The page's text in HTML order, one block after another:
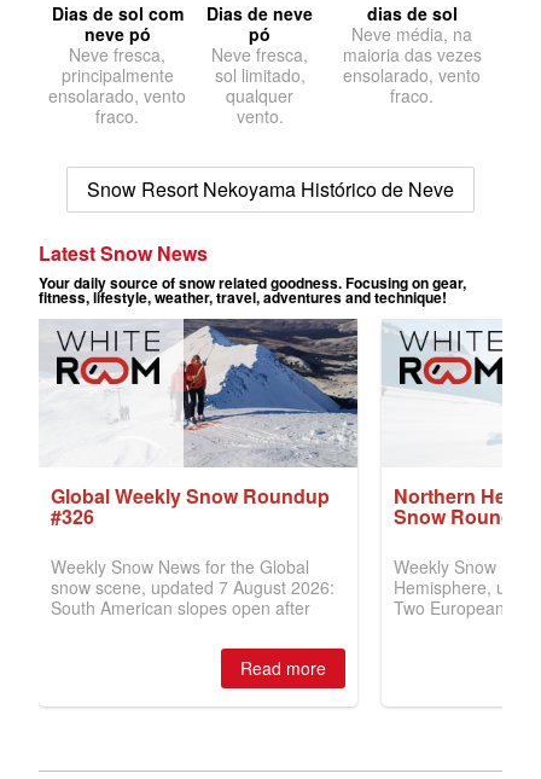
Dias de sol com
neve pó
Neve fresca,
principalmente
ensolarado, vento
fraco.
Dias de neve
pó
Neve fresca,
sol limitado,
qualquer
vento.
dias de sol
Neve média, na
maioria das vezes
ensolarado, vento
fraco.
Snow Resort Nekoyama Histórico de Neve